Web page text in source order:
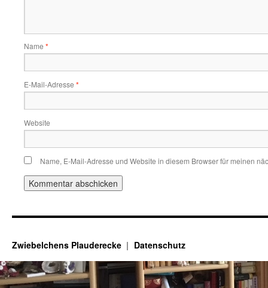
Name *
E-Mail-Adresse *
Website
Name, E-Mail-Adresse und Website in diesem Browser für meinen
Zwiebelchens Plauderecke Datenschutz